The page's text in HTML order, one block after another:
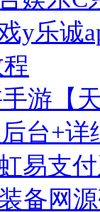
y乐诚
游【
台+详
易支
备网